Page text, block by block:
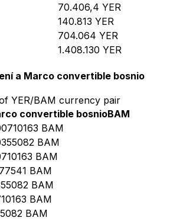
70.406,4 YER
140.813 YER
704.064 YER
1.408.130 YER
a Marco convertible bosnio
YER/BAM currency pair
convertible bosnioBAM
BAM
BAM
BAM
BAM
BAM
BAM
BAM